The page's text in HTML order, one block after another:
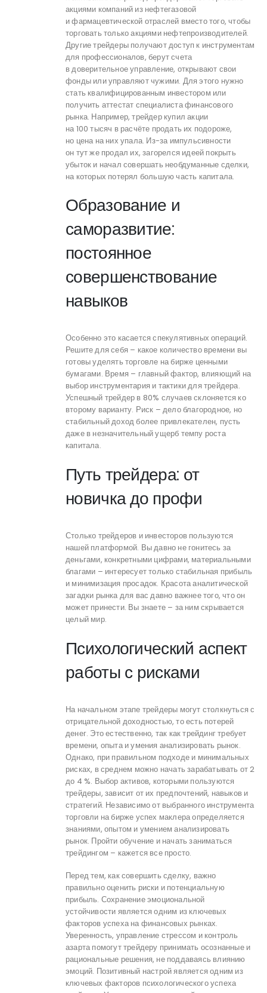
акциями компаний из нефтегазовой
и фармацевтической отраслей вместо того, чтобы
торговать только акциями нефтепроизводителей.
Другие трейдеры получают доступ к инструментам
для профессионалов, берут счета
в доверительное управление, открывают свои
фонды или управляют чужими. Для этого нужно
стать квалифицированным инвестором или
получить аттестат специалиста финансового
рынка. Например, трейдер купил акции
на 100 тысяч в расчёте продать их подороже,
но цена на них упала. Из-за импульсивности
он тут же продал их, загорелся идеей покрыть
убыток и начал совершать необдуманные сделки,
на которых потерял большую часть капитала.
Образование и
саморазвитие:
постоянное
совершенствование
навыков
Особенно это касается спекулятивных операций.
Решите для себя – какое количество времени вы
готовы уделять торговле на бирже ценными
бумагами. Время – главный фактор, влияющий на
выбор инструментария и тактики для трейдера.
Успешный трейдер в 80% случаев склоняется ко
второму варианту. Риск – дело благородное, но
стабильный доход более привлекателен, пусть
даже в незначительный ущерб темпу роста
капитала.
Путь трейдера: от
новичка до профи
Столько трейдеров и инвесторов пользуются
нашей платформой. Вы давно не гонитесь за
деньгами, конкретными цифрами, материальными
благами – интересует только стабильная прибыль
и минимизация просадок. Красота аналитической
загадки рынка для вас давно важнее того, что он
может принести. Вы знаете – за ним скрывается
целый мир.
Психологический аспект
работы с рисками
На начальном этапе трейдеры могут столкнуться с
отрицательной доходностью, то есть потерей
денег. Это естественно, так как трейдинг требует
времени, опыта и умения анализировать рынок.
Однако, при правильном подходе и минимальных
рисках, в среднем можно начать зарабатывать от 2
до 4 %. Выбор активов, которыми пользуются
трейдеры, зависит от их предпочтений, навыков и
стратегий. Независимо от выбранного инструмента
торговли на бирже успех маклера определяется
знаниями, опытом и умением анализировать
рынок. Пройти обучение и начать заниматься
трейдингом – кажется все просто.
Перед тем, как совершить сделку, важно
правильно оценить риски и потенциальную
прибыль. Сохранение эмоциональной
устойчивости является одним из ключевых
факторов успеха на финансовых рынках.
Уверенность, управление стрессом и контроль
азарта помогут трейдеру принимать осознанные и
рациональные решения, не поддаваясь влиянию
эмоций. Позитивный настрой является одним из
ключевых факторов психологического успеха